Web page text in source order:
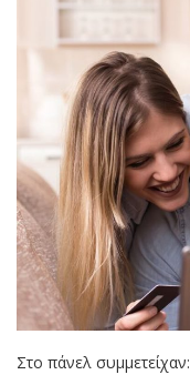
Στο πάνελ συμμετείχαν: